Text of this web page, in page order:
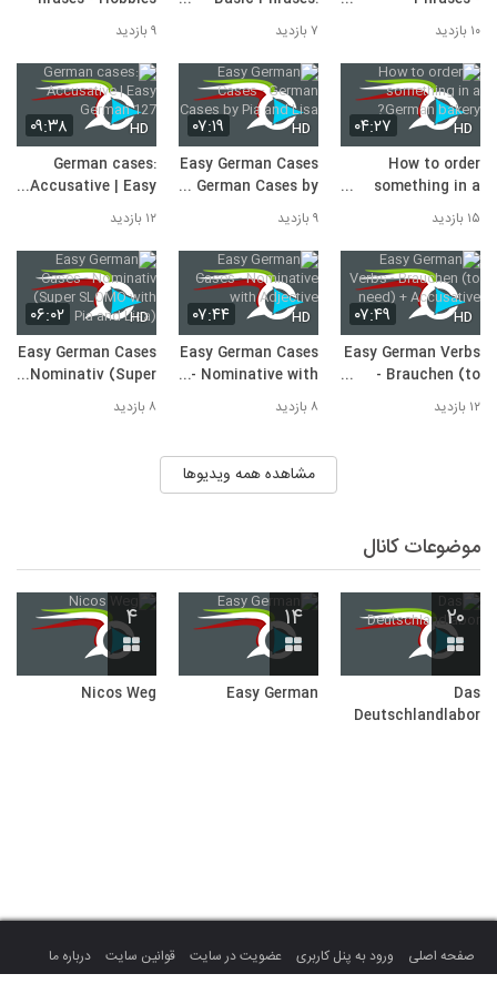
10 ۱۱ بازدید
Hospitality۱۰ بازدید
Essen
۷ بازدید ۹ بازدید
۰۴:۲۷ HD
How to order
something in a
German bakery?
۱۵ بازدید
۰۷:۱۹ HD
Easy German Cases
- German Cases by
Pia and Lisa۹ بازدید
۰۹:۳۸ HD
German cases:
Accusative | Easy
German 127
۱۲ بازدید
۰۷:۴۹ HD
Easy German Verbs
- Brauchen (to
need) + Accusative
۱۲ بازدید
۰۷:۴۴ HD
Easy German Cases
- Nominative with
Adjective۸ بازدید
۰۶:۰۲ HD
Easy German Cases
- Nominativ (Super
SLOMO with Pia
and Lisa)
۸ بازدید
مشاهده همه ویدیوها
موضوعات کانال
۲۰
Das
Deutschlandlabor
۱۴
Easy German
۴
Nicos Weg
صفحه اصلی ورود به پنل کاربری عضویت در سایت قوانین سایت
درباره ما